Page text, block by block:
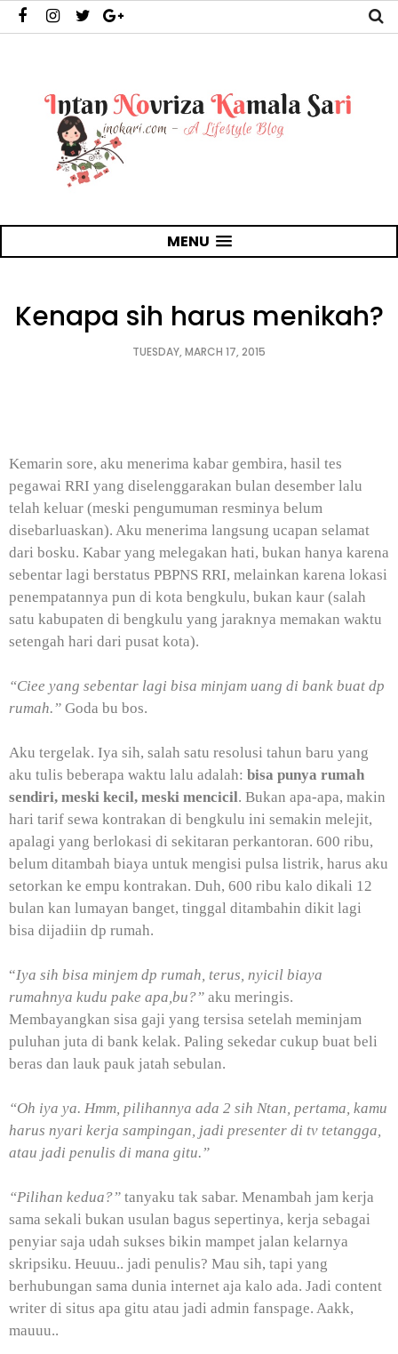
MENU
Kenapa sih harus menikah?
TUESDAY, MARCH 17, 2015
Kemarin sore, aku menerima kabar gembira, hasil tes
pegawai RRI yang diselenggarakan bulan desember lalu
telah keluar (meski pengumuman resminya belum
disebarluaskan). Aku menerima langsung ucapan selamat
dari bosku. Kabar yang melegakan hati, bukan hanya karena
sebentar lagi berstatus PBPNS RRI, melainkan karena lokasi
penempatannya pun di kota bengkulu, bukan kaur (salah
satu kabupaten di bengkulu yang jaraknya memakan waktu
setengah hari dari pusat kota).
“Ciee yang sebentar lagi bisa minjam uang di bank buat dp
rumah.” Goda bu bos.
Aku tergelak. Iya sih, salah satu resolusi tahun baru yang
aku tulis beberapa waktu lalu adalah: bisa punya rumah
sendiri, meski kecil, meski mencicil. Bukan apa-apa, makin
hari tarif sewa kontrakan di bengkulu ini semakin melejit,
apalagi yang berlokasi di sekitaran perkantoran. 600 ribu,
belum ditambah biaya untuk mengisi pulsa listrik, harus aku
setorkan ke empu kontrakan. Duh, 600 ribu kalo dikali 12
bulan kan lumayan banget, tinggal ditambahin dikit lagi
bisa dijadiin dp rumah.
“Iya sih bisa minjem dp rumah, terus, nyicil biaya
rumahnya kudu pake apa,bu?” aku meringis.
Membayangkan sisa gaji yang tersisa setelah meminjam
puluhan juta di bank kelak. Paling sekedar cukup buat beli
beras dan lauk pauk jatah sebulan.
“Oh iya ya. Hmm, pilihannya ada 2 sih Ntan, pertama, kamu
harus nyari kerja sampingan, jadi presenter di tv tetangga,
atau jadi penulis di mana gitu.”
“Pilihan kedua?” tanyaku tak sabar. Menambah jam kerja
sama sekali bukan usulan bagus sepertinya, kerja sebagai
penyiar saja udah sukses bikin mampet jalan kelarnya
skripsiku. Heuuu.. jadi penulis? Mau sih, tapi yang
berhubungan sama dunia internet aja kalo ada. Jadi content
writer di situs apa gitu atau jadi admin fanspage. Aakk,
mauuu..